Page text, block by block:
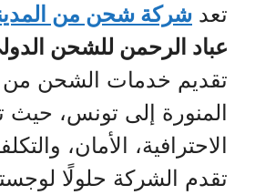
تعد شركة شحن من
عباد الرحمن للشحن
تقديم خدمات الشحن من
المنورة إلى تونس، حيث
الاحترافية، الأمان،
تقدم الشركة حلولًا